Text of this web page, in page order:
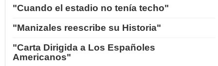
"Cuando el estadio no tenía techo"
"Manizales reescribe su Historia"
"Carta Dirigida a Los Españoles
Americanos"